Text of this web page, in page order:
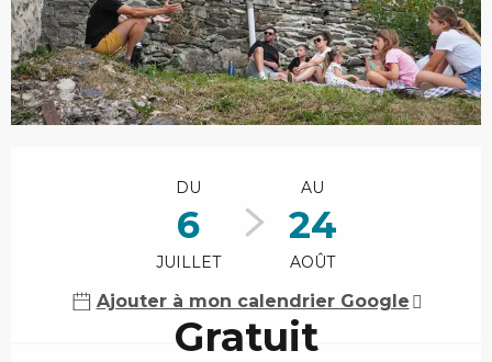
DU
6
JUILLET
AU
24
AOÛT
Ajouter à mon calendrier Google
Gratuit